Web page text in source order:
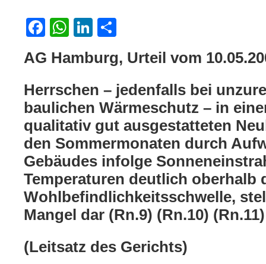
Facebook
WhatsApp
LinkedIn
AG Hamburg, Urteil vom
Herrschen – jedenfalls bei
baulichen Wärmeschutz – in
qualitativ gut ausgestatteten
den Sommermonaten durch
Gebäudes infolge
Temperaturen deutlich oberhalb
Wohlbefindlichkeitsschwelle,
Mangel dar (Rn.9) (Rn.10)
(Leitsatz des Gerichts)